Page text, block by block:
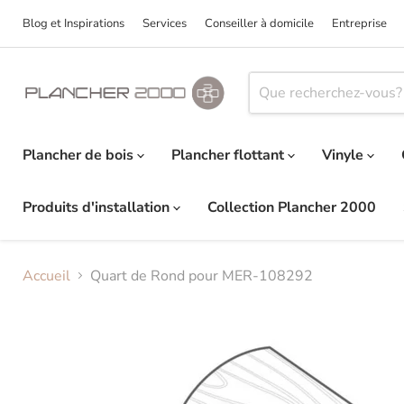
Blog et Inspirations Services Conseiller à domicile Entreprise
Plancher de bois Plancher flottant Vinyle
Produits d'installation Collection Plancher 2000
Accueil Quart de Rond pour MER-108292